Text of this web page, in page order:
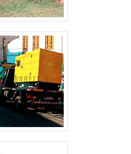
GUARULHOS
EM SÃO JOSE DOS CAMPOS
EM GUARULHOS
ELÉTRICA
DE PEQUENO PORTE
CAMPINAS
A DIESEL
A DIESEL SÃO PAULO
GUARULHOS